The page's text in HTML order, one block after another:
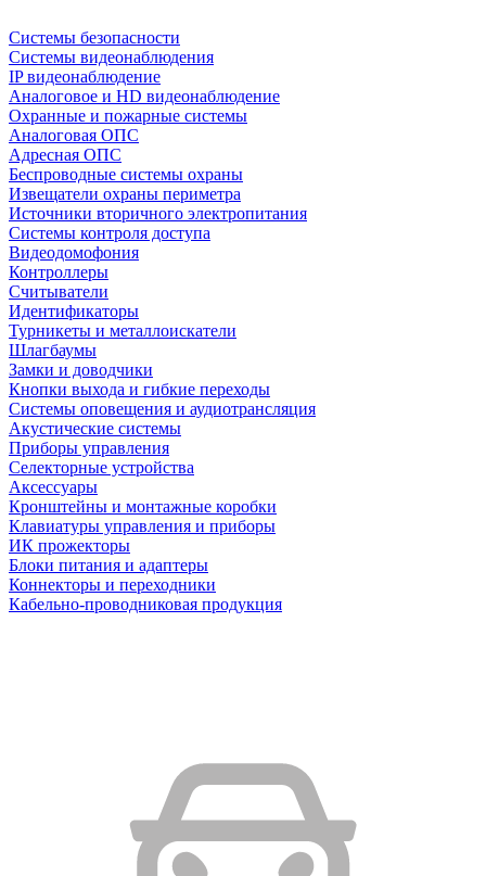
Системы безопасности
Системы видеонаблюдения
IP видеонаблюдение
Аналоговое и HD видеонаблюдение
Охранные и пожарные системы
Аналоговая ОПС
Адресная ОПС
Беспроводные системы охраны
Извещатели охраны периметра
Источники вторичного электропитания
Системы контроля доступа
Видеодомофония
Контроллеры
Считыватели
Идентификаторы
Турникеты и металлоискатели
Шлагбаумы
Замки и доводчики
Кнопки выхода и гибкие переходы
Системы оповещения и аудиотрансляция
Акустические системы
Приборы управления
Селекторные устройства
Аксессуары
Кронштейны и монтажные коробки
Клавиатуры управления и приборы
ИК прожекторы
Блоки питания и адаптеры
Коннекторы и переходники
Кабельно-проводниковая продукция